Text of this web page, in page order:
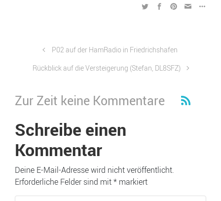
P02 auf der HamRadio in Friedrichshafen
Rückblick auf die Versteigerung (Stefan, DL8SFZ)
Zur Zeit keine Kommentare
Schreibe einen
Kommentar
Deine E-Mail-Adresse wird nicht veröffentlicht.
Erforderliche Felder sind mit* markiert